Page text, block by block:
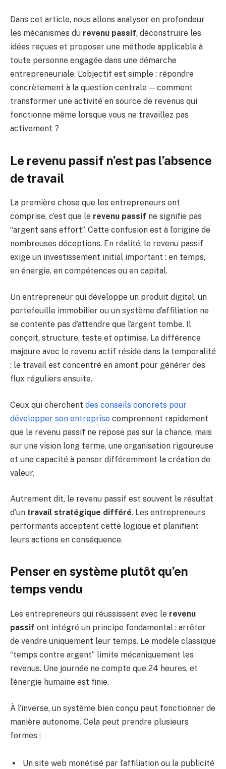
Dans cet article, nous allons analyser en profondeur
les mécanismes du revenu passif, déconstruire les
idées reçues et proposer une méthode applicable à
toute personne engagée dans une démarche
entrepreneuriale. L’objectif est simple : répondre
concrètement à la question centrale — comment
transformer une activité en source de revenus qui
fonctionne même lorsque vous ne travaillez pas
activement ?
Le revenu passif n’est pas l’absence
de travail
La première chose que les entrepreneurs ont
comprise, c’est que le revenu passif ne signifie pas
“argent sans effort”. Cette confusion est à l’origine de
nombreuses déceptions. En réalité, le revenu passif
exige un investissement initial important : en temps,
en énergie, en compétences ou en capital.
Un entrepreneur qui développe un produit digital, un
portefeuille immobilier ou un système d’affiliation ne
se contente pas d’attendre que l’argent tombe. Il
conçoit, structure, teste et optimise. La différence
majeure avec le revenu actif réside dans la temporalité
: le travail est concentré en amont pour générer des
flux réguliers ensuite.
Ceux qui cherchent des conseils concrets pour
développer son entreprise comprennent rapidement
que le revenu passif ne repose pas sur la chance, mais
sur une vision long terme, une organisation rigoureuse
et une capacité à penser différemment la création de
valeur.
Autrement dit, le revenu passif est souvent le résultat
d’un travail stratégique différé. Les entrepreneurs
performants acceptent cette logique et planifient
leurs actions en conséquence.
Penser en système plutôt qu’en
temps vendu
Les entrepreneurs qui réussissent avec le revenu
passif ont intégré un principe fondamental : arrêter
de vendre uniquement leur temps. Le modèle classique
“temps contre argent” limite mécaniquement les
revenus. Une journée ne compte que 24 heures, et
l’énergie humaine est finie.
À l’inverse, un système bien conçu peut fonctionner de
manière autonome. Cela peut prendre plusieurs
formes :
Un site web monétisé par l’affiliation ou la publicité